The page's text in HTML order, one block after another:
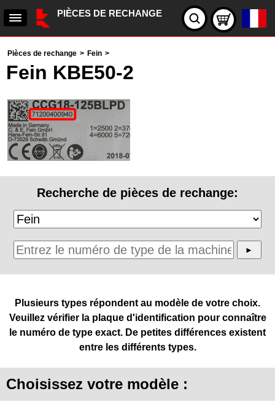
PIÈCES DE RECHANGE
Pièces de rechange > Fein >
Fein KBE50-2
Recherche de pièces de rechange:
Plusieurs types répondent au modèle de votre choix.
Veuillez vérifier la plaque d'identification pour connaître
le numéro de type exact. De petites différences existent
entre les différents types.
Choisissez votre modèle :